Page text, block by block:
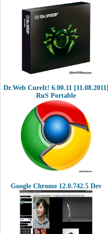
Dr.Web CureIt! 6.00.11 [11.08.2011]
RuS Portable
Google Chrome 12.0.742.5 Dev